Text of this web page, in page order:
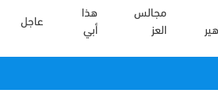
مجالس
العز
هذا
أبي
عاجل